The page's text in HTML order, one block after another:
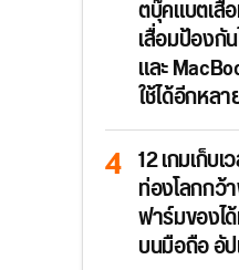
ตบุ๊คแบตเสื่
เสื่อมป้องกั
และ
ใช้ได้อีกหล
12 เกมเก็บ
ท่องโลกกว้
ฟาร์มของไ
บนมือถือ อั